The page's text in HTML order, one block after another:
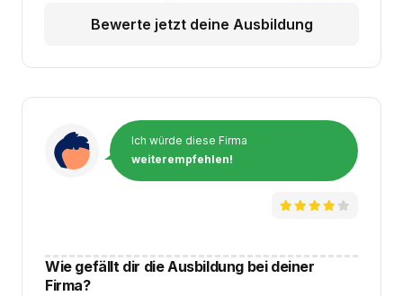
Bewerte jetzt deine Ausbildung
Ich würde diese Firma
weiterempfehlen!
Wie gefällt dir die Ausbildung bei deiner
Firma?